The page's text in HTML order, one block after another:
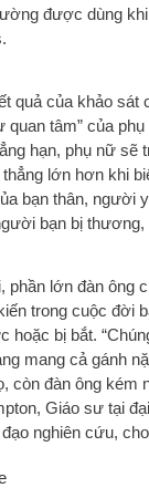
được dùng
quả của khảo sát
quan tâm” của
hạn, phụ nữ sẽ
lớn hơn khi
bạn thân, người
bạn bị thương,
phần lớn đàn ông
trong cuộc đời
hoặc bị bắt.
mang cả gánh
còn đàn ông kém
Giáo sư tại
nghiên cứu,